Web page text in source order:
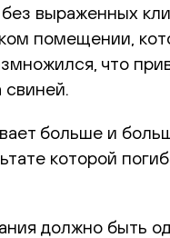
выраженных
помещении,
что
больше и
которой
должно быть